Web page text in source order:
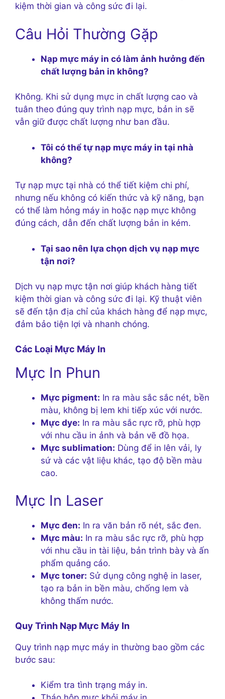
kiệm thời gian và công sức đi lại.
Câu Hỏi Thường Gặp
Nạp mực máy in có làm ảnh hưởng đến
chất lượng bản in không?
Không. Khi sử dụng mực in chất lượng cao và
tuân theo đúng quy trình nạp mực, bản in sẽ
vẫn giữ được chất lượng như ban đầu.
Tôi có thể tự nạp mực máy in tại nhà
không?
Tự nạp mực tại nhà có thể tiết kiệm chi phí,
nhưng nếu không có kiến ​​thức và kỹ năng, bạn
có thể làm hỏng máy in hoặc nạp mực không
đúng cách, dẫn đến chất lượng bản in kém.
Tại sao nên lựa chọn dịch vụ nạp mực
tận nơi?
Dịch vụ nạp mực tận nơi giúp khách hàng tiết
kiệm thời gian và công sức đi lại. Kỹ thuật viên
sẽ đến tận địa chỉ của khách hàng để nạp mực,
đảm bảo tiện lợi và nhanh chóng.
Các Loại Mực Máy In
Mực In Phun
Mực pigment: In ra màu sắc sắc nét, bền
màu, không bị lem khi tiếp xúc với nước.
Mực dye: In ra màu sắc rực rỡ, phù hợp
với nhu cầu in ảnh và bản vẽ đồ họa.
Mực sublimation: Dùng để in lên vải, ly
sứ và các vật liệu khác, tạo độ bền màu
cao.
Mực In Laser
Mực đen: In ra văn bản rõ nét, sắc đen.
Mực màu: In ra màu sắc rực rỡ, phù hợp
với nhu cầu in tài liệu, bản trình bày và ấn
phẩm quảng cáo.
Mực toner: Sử dụng công nghệ in laser,
tạo ra bản in bền màu, chống lem và
không thấm nước.
Quy Trình Nạp Mực Máy In
Quy trình nạp mực máy in thường bao gồm các
bước sau:
Kiểm tra tình trạng máy in.